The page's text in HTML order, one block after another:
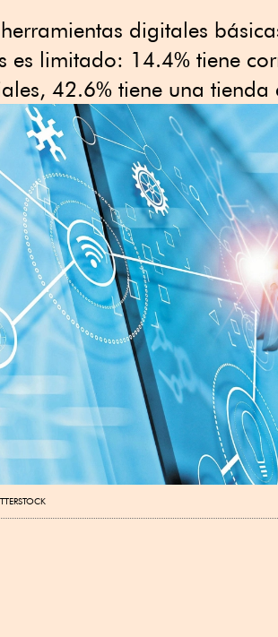
digitales
es limitado: 14.4% tiene
42.6% tiene una tienda